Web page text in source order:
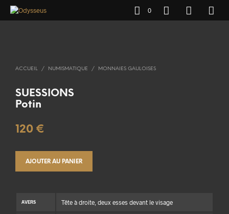
0
ACCUEIL / NUMISMATIQUE / MONNAIES GAULOISES
SUESSIONS
Potin
120 €
AJOUTER AU PANIER
AVERS Tête à droite, deux esses devant le visage